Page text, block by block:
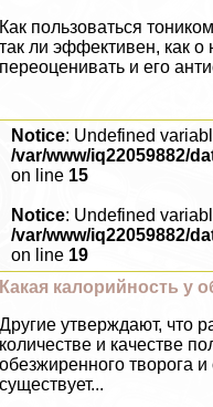
Как пользоваться
так ли эффективен, как о
переоценивать и его
Notice: Undefined
/var/www/iq22059882/
on line 15
Notice: Undefined
/var/www/iq22059882/
on line 19
Какая калорийность у
Другие утверждают, что
количестве и качестве
обезжиренного творога
существует...